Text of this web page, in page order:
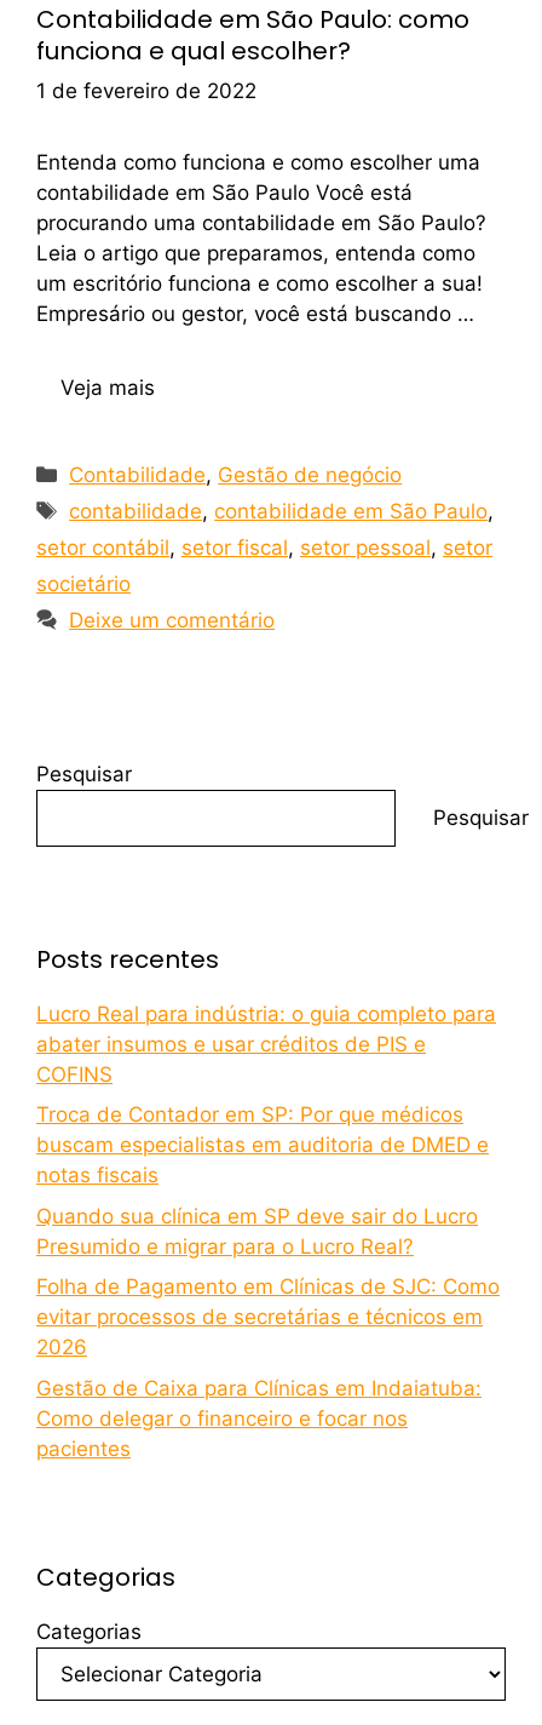
Contabilidade em São Paulo: como
funciona e qual escolher?
1 de fevereiro de 2022
Entenda como funciona e como escolher uma
contabilidade em São Paulo Você está
procurando uma contabilidade em São Paulo?
Leia o artigo que preparamos, entenda como
um escritório funciona e como escolher a sua!
Empresário ou gestor, você está buscando …
Veja mais
Contabilidade, Gestão de negócio
contabilidade,contabilidade em São Paulo,
setor contábil, setor fiscal, setor pessoal, setor
societário
Deixe um comentário
Pesquisar
Pesquisar
Posts recentes
Lucro Real para indústria: o guia completo para
abater insumos e usar créditos de PIS e
COFINS
Troca de Contador em SP: Por que médicos
buscam especialistas em auditoria de DMED e
notas fiscais
Quando sua clínica em SP deve sair do Lucro
Presumido e migrar para o Lucro Real?
Folha de Pagamento em Clínicas de SJC: Como
evitar processos de secretárias e técnicos em
2026
Gestão de Caixa para Clínicas em Indaiatuba:
Como delegar o financeiro e focar nos
pacientes
Categorias
Categorias